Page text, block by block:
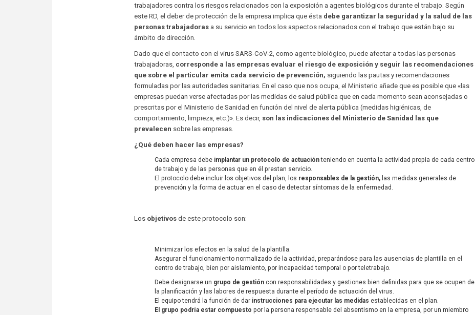
trabajadores contra los riesgos relacionados con la exposición a agentes biológicos durante el trabajo. Según
este RD, el deber de protección de la empresa implica que ésta debe garantizar la seguridad y la salud de las
personas trabajadoras a su servicio en todos los aspectos relacionados con el trabajo que están bajo su
ámbito de dirección.
Dado que el contacto con el virus SARS-CoV-2, como agente biológico, puede afectar a todas las personas
trabajadoras, corresponde a las empresas evaluar el riesgo de exposición y seguir las recomendaciones
que sobre el particular emita cada servicio de prevención, siguiendo las pautas y recomendaciones
formuladas por las autoridades sanitarias. En el caso que nos ocupa, el Ministerio añade que es posible que «las
empresas puedan verse afectadas por las medidas de salud pública que en cada momento sean aconsejadas o
prescritas por el Ministerio de Sanidad en función del nivel de alerta pública (medidas higiénicas, de
comportamiento, limpieza, etc.)». Es decir, son las indicaciones del Ministerio de Sanidad las que
prevalecen sobre las empresas.
¿Qué deben hacer las empresas?
Cada empresa debe implantar un protocolo de actuaciónteniendo en cuenta la actividad propia de cada centro
de trabajo y de las personas que en él prestan servicio.
El protocolo debe incluir los objetivos del plan, los responsables de la gestión, las medidas generales de
prevención y la forma de actuar en el caso de detectar síntomas de la enfermedad.
Los objetivos de este protocolo son:
Minimizar los efectos en la salud de la plantilla.
Asegurar el funcionamiento normalizado de la actividad, preparándose para las ausencias de plantilla en el
centro de trabajo, bien por aislamiento, por incapacidad temporal o por teletrabajo.
Debe designarse un grupo de gestión con responsabilidades y gestiones bien definidas para que se ocupen de
la planificación y las labores de respuesta durante el período de actuación del virus.
El equipo tendrá la función de dar instrucciones para ejecutar las medidas establecidas en el plan.
El grupo podría estar compuesto por la persona responsable del absentismo en la empresa, por un miembro